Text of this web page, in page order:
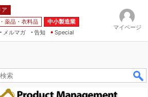
ア
薬品・衣料品
中小製造業
メルマガ
告知 Special
マイページ